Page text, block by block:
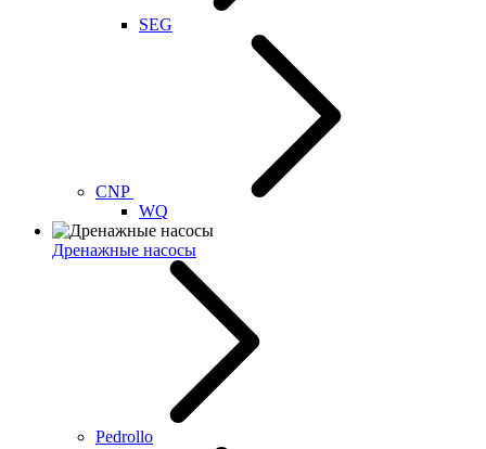
SEG
CNP
WQ
Дренажные насосы
Pedrollo